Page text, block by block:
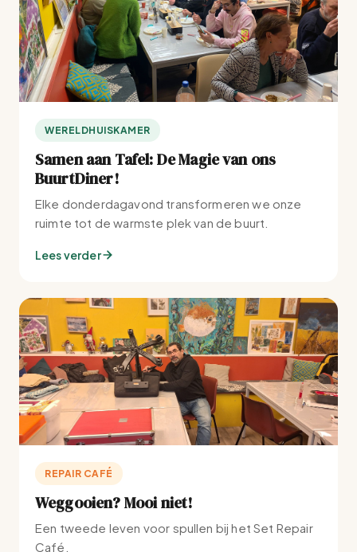
WERELDHUISKAMER
Samen aan Tafel: De Magie van ons
BuurtDiner!
Elke donderdagavond transformeren we onze
ruimte tot de warmste plek van de buurt.
Lees verder
REPAIR CAFÉ
Weggooien? Mooi niet!
Een tweede leven voor spullen bij het Set Repair
Café.